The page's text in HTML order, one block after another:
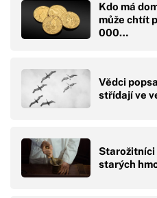
Kdo má
může chtít
000…
Vědci
střídají ve
Starožitníci
starých